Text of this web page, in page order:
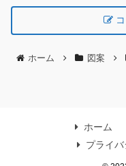
ホーム 図案
ホーム
プライ